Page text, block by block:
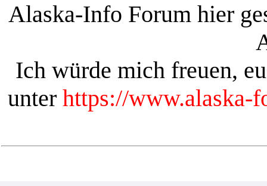
Alaska-Info Forum hier
Ich würde mich freuen,
unter https://www.alaska-